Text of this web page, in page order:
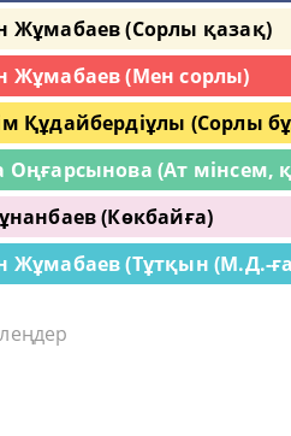
Жұмабаев (Сорлы қазақ)
Жұмабаев (Мен сорлы)
Құдайбердіұлы (Сорлы
Оңғарсынова (Ат мінсем,
(Көкбайға)
Жұмабаев (Тұтқын (М.Д.-